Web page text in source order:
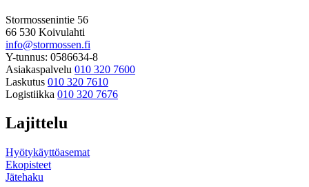
Stormossenintie 56
66 530 Koivulahti
info@stormossen.fi
Y-tunnus: 0586634-8
Asiakaspalvelu 010 320 7600
Laskutus 010 320 7610
Logistiikka 010 320 7676
Lajittelu
Hyötykäyttöasemat
Ekopisteet
Jätehaku